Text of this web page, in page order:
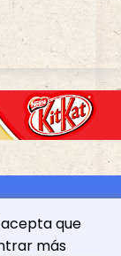
que
más